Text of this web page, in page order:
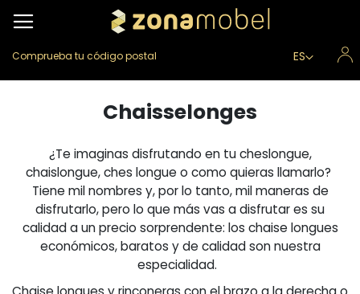
Comprueba tu código postal Lenguaje
ES
Chaisselonges
¿Te imaginas disfrutando en tu cheslongue,
chaislongue, ches longue o como quieras llamarlo?
Tiene mil nombres y, por lo tanto, mil maneras de
disfrutarlo, pero lo que más vas a disfrutar es su
calidad a un precio sorprendente: los chaise longues
económicos, baratos y de calidad son nuestra
especialidad.